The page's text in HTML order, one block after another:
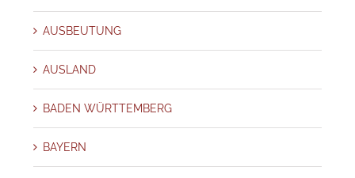
AUSBEUTUNG
AUSLAND
BADEN WÜRTTEMBERG
BAYERN